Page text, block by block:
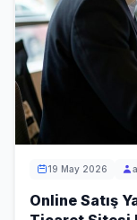
19 May 2026
Online Satış